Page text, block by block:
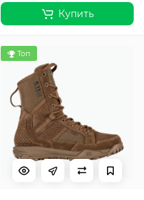
Купить
Топ